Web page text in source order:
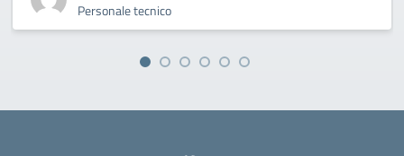
Personale tecnico